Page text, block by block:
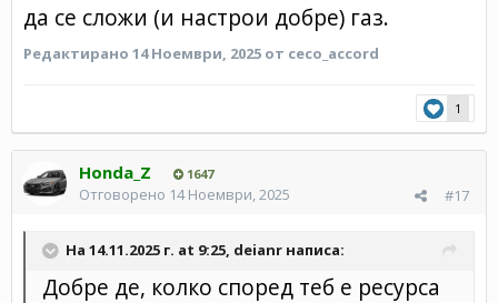
да се сложи (и настрои добре) газ.
Редактирано 14 Ноември, 2025 от ceco_accord
1
Honda_Z 1647
#17
Отговорено 14 Ноември, 2025
На 14.11.2025 г. at 9:25, deianr написа:
Добре де, колко според теб е ресурса